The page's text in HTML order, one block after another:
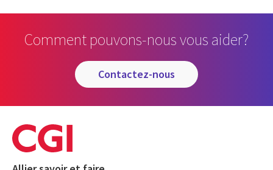
Comment pouvons-nous vous aider?
contactez-nous